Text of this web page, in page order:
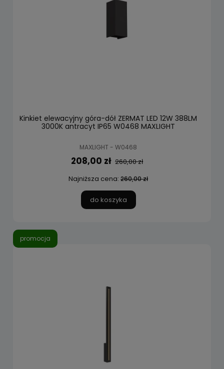
Kinkiet elewacyjny góra-dół ZERMAT LED 12W 388LM
3000K antracyt IP65 W0468 MAXLIGHT
MAXLIGHT - W0468
208,00 zł 260,00 zł
Najniższa cena: 260,00 zł
do koszyka
promocja